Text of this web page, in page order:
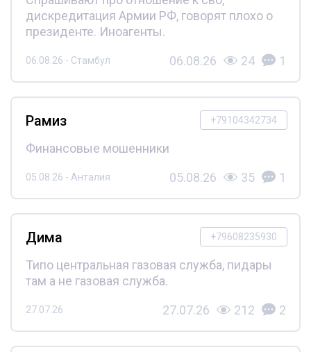
дискредитация Армии РФ, говорят плохо о
президенте. Иноагенты.
06.08.26 - Стамбул 06.08.26 24 1
+79104342734
Рамиз
Финансовые мошенники
05.08.26 - Анталия 05.08.26 35 1
+79608235930
Дима
Типо центральная газовая служба, пидары
там а не газовая служба.
27.07.26 27.07.26 212 2